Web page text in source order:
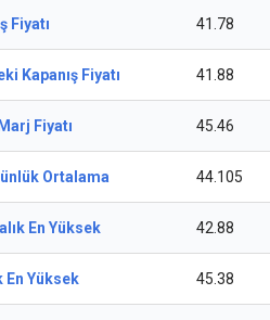
Fiyatı 41.78
Kapanış Fiyatı 41.88
Fiyatı 45.46
Ortalama 44.105
En Yüksek 42.88
En Yüksek 45.38